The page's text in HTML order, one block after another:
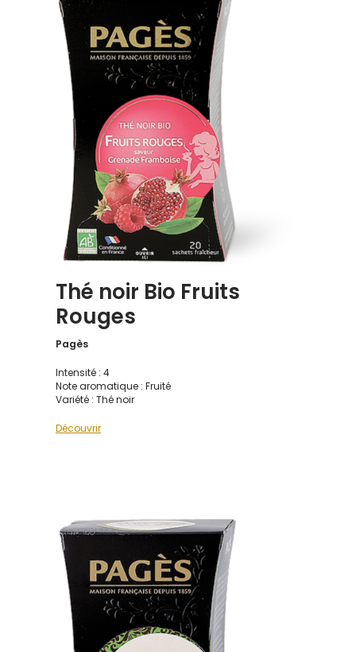
Thé noir Bio Fruits
Rouges
Pagès
Intensité : 4
Note aromatique : Fruité
Variété : Thé noir
Découvrir